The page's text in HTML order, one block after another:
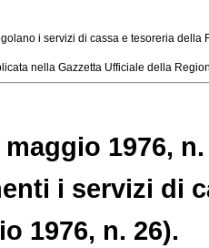
i servizi di cassa e tesoreria della
nella Gazzetta Ufficiale della
maggio 1976,
i servizi di
1976, n. 26).